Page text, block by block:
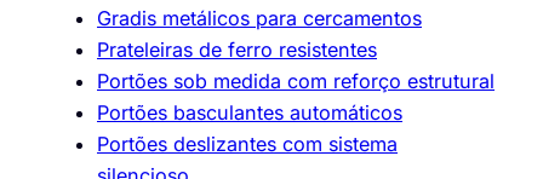
Gradis metálicos para cercamentos
Prateleiras de ferro resistentes
Portões sob medida com reforço estrutural
Portões basculantes automáticos
Portões deslizantes com sistema